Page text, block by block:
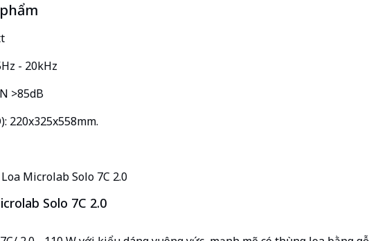
- 20kHz
>85dB
220x325x558mm.
Microlab Solo 7C 2.0
Solo 7C 2.0